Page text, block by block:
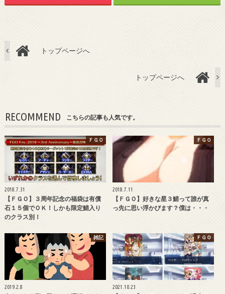
トップページへ
トップページへ
RECOMMEND こちらの記事も人気です。
ＦＧＯ
2018.7.31
【ＦＧＯ】３周年記念の福袋は有償
石１５個でＯＫ！しかも限定鯖入り
のクラス別！
ＦＧＯ
2018.7.11
【ＦＧＯ】好きな星３鯖って誰が真
っ先に思い浮かびます？僕は・・・
雑記
2019.2.8
ＦＧＯ
2021.10.23